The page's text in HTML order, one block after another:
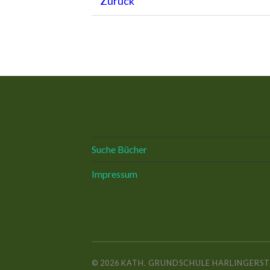
Suche Bücher
Impressum
© 2026 KATH. GRUNDSCHULE